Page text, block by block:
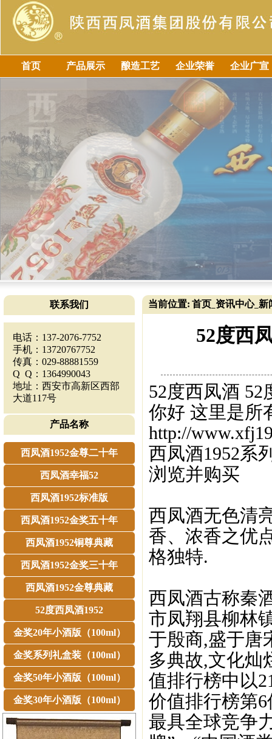
首页 产品展示 酿造工艺 企业荣誉 企业广宣
联系我们
电话：137-2076-7752
手机：13720767752
传真：029-88881559
Q Q：1364990043
地址：西安市高新区西部
大道117号
产品名称
西凤酒1952金尊二十年
西凤酒幸福52
西凤酒1952标准版
西凤酒1952金奖五十年
西凤酒1952铜尊典藏
西凤酒1952金奖三十年
西凤酒1952金尊典藏
52度西凤酒1952
金奖20年小酒版（100ml）
金奖系列礼盒装（100ml）
金奖50年小酒版（100ml）
金奖30年小酒版（100ml）
当前位置: 首页 资讯中心_ 新
52度西
52度西凤酒 52
你好 这里是所
http://
西凤酒1952系
浏览并购买
西凤酒无色清
香、浓香之优
格独特.
西凤酒古称秦
市凤翔县柳林
于殷商,盛于唐
多典故,文化灿
值排行榜中以
价值排行榜第
最具全球竞争